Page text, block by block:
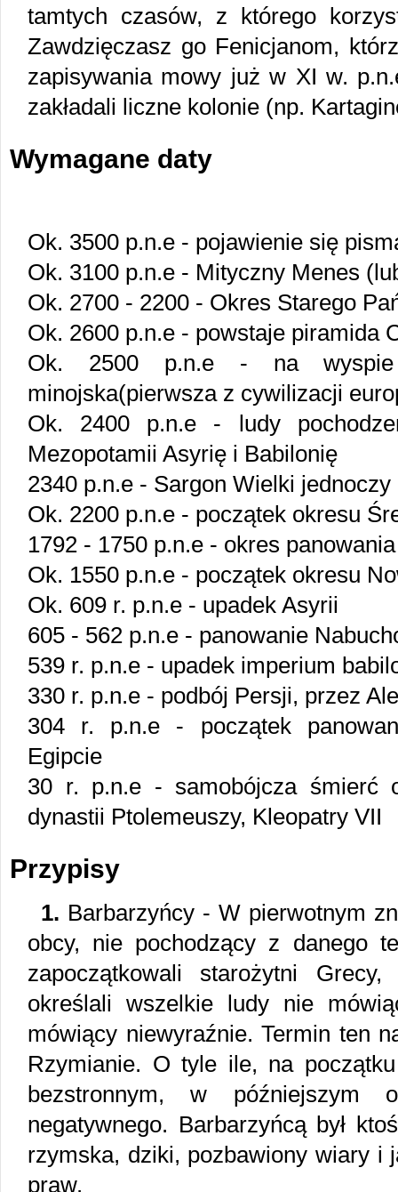
tamtych czasów, z którego
Zawdzięczasz go Fenicjanom,
zapisywania mowy już w XI w.
zakładali liczne kolonie (np.
Wymagane daty
Ok. 3500 p.n.e - pojawienie się
Ok. 3100 p.n.e - Mityczny Menes
Ok. 2700 - 2200 - Okres Starego
Ok. 2600 p.n.e - powstaje piramida
Ok. 2500 p.n.e - na wyspie
minojska(pierwsza z cywilizacji
Ok. 2400 p.n.e - ludy
Mezopotamii Asyrię i Babilonię
2340 p.n.e - Sargon Wielki jednoczy
Ok. 2200 p.n.e - początek okresu
1792 - 1750 p.n.e - okres
Ok. 1550 p.n.e - początek okresu
Ok. 609 r. p.n.e - upadek Asyrii
605 - 562 p.n.e - panowanie
539 r. p.n.e - upadek imperium
330 r. p.n.e - podbój Persji, przez
304 r. p.n.e - początek
Egipcie
30 r. p.n.e - samobójcza śmierć
dynastii Ptolemeuszy, Kleopatry VII
Przypisy
1. Barbarzyńcy - W pierwotnym
obcy, nie pochodzący z danego
zapoczątkowali starożytni
określali wszelkie ludy nie
mówiący niewyraźnie. Termin ten
Rzymianie. O tyle ile, na
bezstronnym, w późniejszym
negatywnego. Barbarzyńcą był
rzymska, dziki, pozbawiony wiary i
praw.